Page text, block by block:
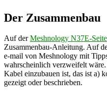
Der Zusammenbau
Auf derMeshnology N37E-Seite
Zusammenbau-Anleitung. Auf
e-mail von Meshnology mit
wahrscheinlich verzweifelt
Kabel einzubauen ist, das ist a)
gezeigt oder beschrieben.